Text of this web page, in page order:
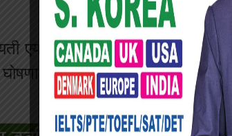
एयरलाइन्सको विमान दुर्घटना
गरेको थियो ।यो समाचार